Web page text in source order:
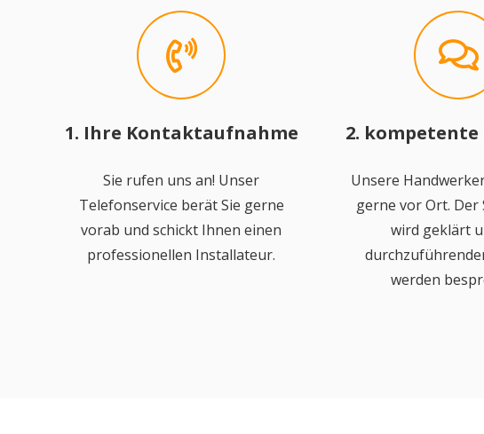
1. Ihre Kontaktaufnahme
Sie rufen uns an! Unser
Telefonservice berät Sie gerne
vorab und schickt Ihnen einen
professionellen Installateur.
2.
Unsere
gerne vor Ort. Der
wird geklärt
werden